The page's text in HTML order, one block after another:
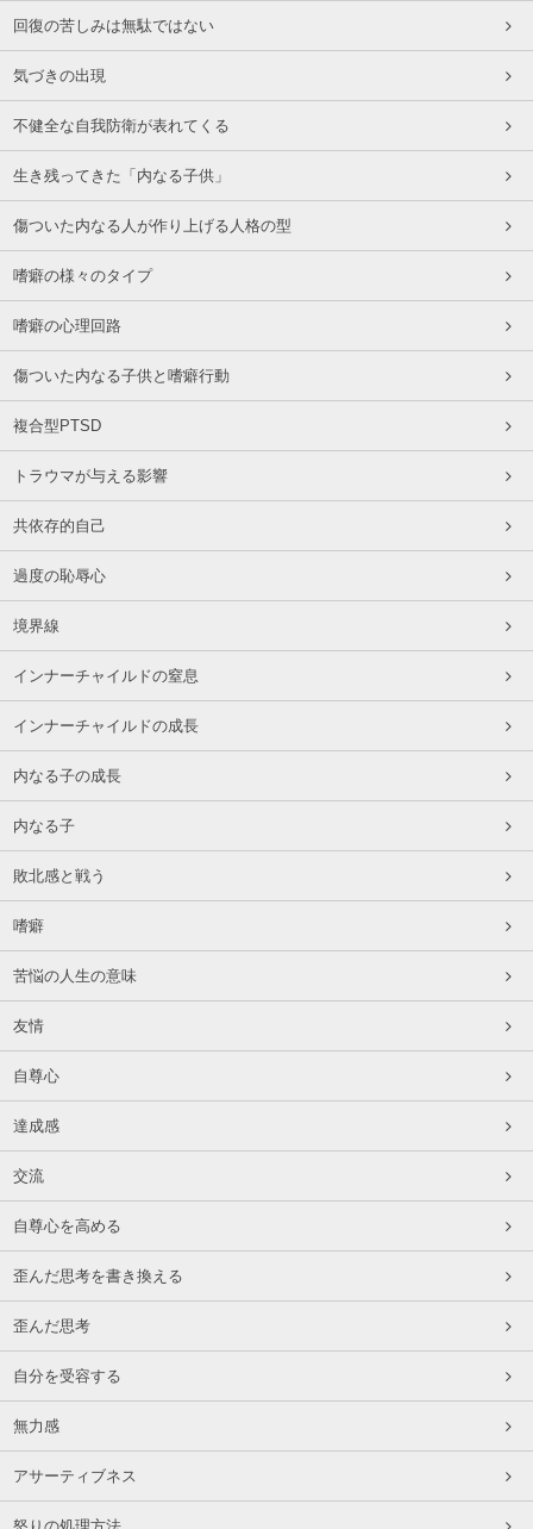
回復の苦しみは無駄ではない
気づきの出現
不健全な自我防衛が表れてくる
生き残ってきた「内なる子供」
傷ついた内なる人が作り上げる人格の型
嗜癖の様々のタイプ
嗜癖の心理回路
傷ついた内なる子供と嗜癖行動
複合型PTSD
トラウマが与える影響
共依存的自己
過度の恥辱心
境界線
インナーチャイルドの窒息
インナーチャイルドの成長
内なる子の成長
内なる子
敗北感と戦う
嗜癖
苦悩の人生の意味
友情
自尊心
達成感
交流
自尊心を高める
歪んだ思考を書き換える
歪んだ思考
自分を受容する
無力感
アサーティブネス